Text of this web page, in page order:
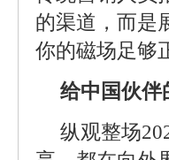
的渠道，而是
你的磁场足够
给中国伙伴
纵观整场